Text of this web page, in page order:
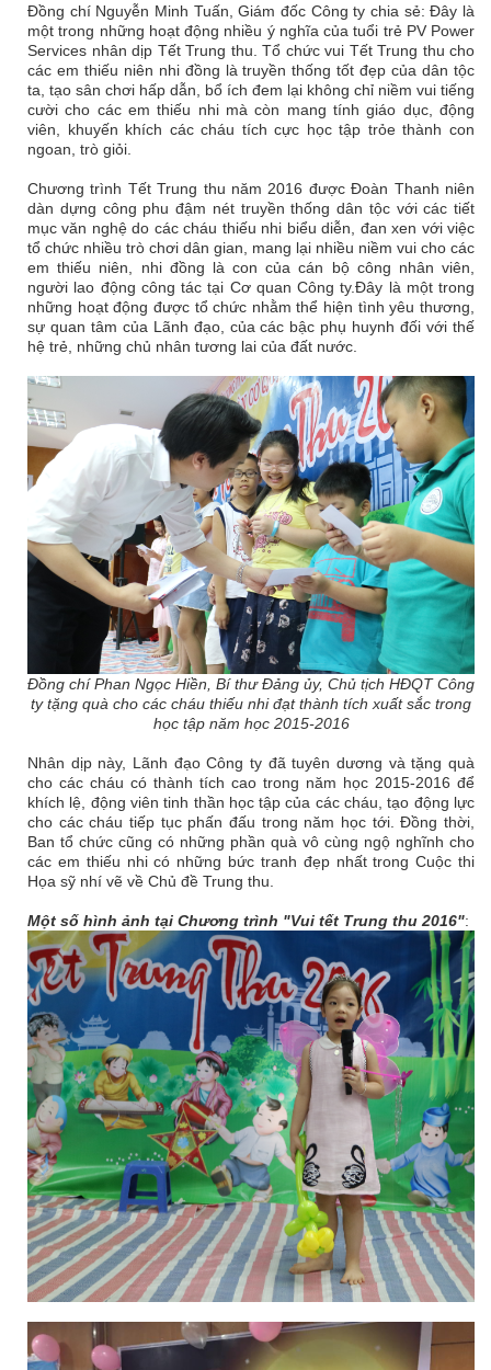
Đồng chí Nguyễn Minh Tuấn, Giám đốc Công ty chia sẻ: Đây là
một trong những hoạt động nhiều ý nghĩa của tuổi trẻ PV Power
Services nhân dịp Tết Trung thu. Tổ chức vui Tết Trung thu cho
các em thiếu niên nhi đồng là truyền thống tốt đẹp của dân tộc
ta, tạo sân chơi hấp dẫn, bổ ích đem lại không chỉ niềm vui tiếng
cười cho các em thiếu nhi mà còn mang tính giáo dục, động
viên, khuyến khích các cháu tích cực học tập trỏe thành con
ngoan, trò giỏi.
Chương trình Tết Trung thu năm 2016 được Đoàn Thanh niên
dàn dựng công phu đậm nét truyền thống dân tộc với các tiết
mục văn nghệ do các cháu thiếu nhi biểu diễn, đan xen với việc
tổ chức nhiều trò chơi dân gian, mang lại nhiều niềm vui cho các
em thiếu niên, nhi đồng là con của cán bộ công nhân viên,
người lao động công tác tại Cơ quan Công ty.Đây là một trong
những hoạt động được tổ chức nhằm thể hiện tình yêu thương,
sự quan tâm của Lãnh đạo, của các bậc phụ huynh đối với thế
hệ trẻ, những chủ nhân tương lai của đất nước.
Đồng chí Phan Ngọc Hiền, Bí thư Đảng ủy, Chủ tịch HĐQT Công
ty tặng quà cho các cháu thiếu nhi đạt thành tích xuất sắc trong
học tập năm học 2015-2016
Nhân dịp này, Lãnh đạo Công ty đã tuyên dương và tặng quà
cho các cháu có thành tích cao trong năm học 2015-2016 để
khích lệ, động viên tinh thần học tập của các cháu, tạo động lực
cho các cháu tiếp tục phấn đấu trong năm học tới. Đồng thời,
Ban tổ chức cũng có những phần quà vô cùng ngộ nghĩnh cho
các em thiếu nhi có những bức tranh đẹp nhất trong Cuộc thi
Họa sỹ nhí vẽ về Chủ đề Trung thu.
Một số hình ảnh tại Chương trình "Vui tết Trung thu 2016":